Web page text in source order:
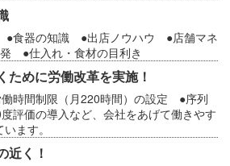
食器の知識 ●出店ノウハウ ●店舗マネ
●仕入れ・食材の目利き
ために労働改革を実施！
時間制限（月220時間）の設定 ●序列
評価の導入など、会社をあげて働きやす
ます。
近く！